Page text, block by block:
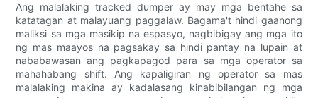
Ang malalaking tracked dumper ay may mga bentahe sa
katatagan at malayuang paggalaw. Bagama't hindi gaanong
maliksi sa mga masikip na espasyo, nagbibigay ang mga ito
ng mas maayos na pagsakay sa hindi pantay na lupain at
nababawasan ang pagkapagod para sa mga operator sa
mahahabang shift. Ang kapaligiran ng operator sa mas
malalaking makina ay kadalasang kinabibilangan ng mga